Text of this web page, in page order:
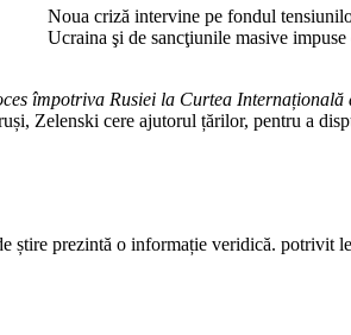
Noua criză intervine pe fondul
Ucraina şi de sancţiunile masive
împotriva Rusiei la Curtea Internațională
Zelenski cere ajutorul țărilor, pentru a
știre prezintă o informație veridică. potrivit